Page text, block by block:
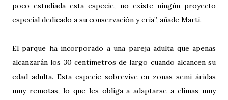
poco estudiada esta especie, no existe ningún proyecto
especial dedicado a su conservación y cría”, añade Martí.
El parque ha incorporado a una pareja adulta que apenas
alcanzarán los 30 centímetros de largo cuando alcancen su
edad adulta. Esta especie sobrevive en zonas semi áridas
muy remotas, lo que les obliga a adaptarse a climas muy